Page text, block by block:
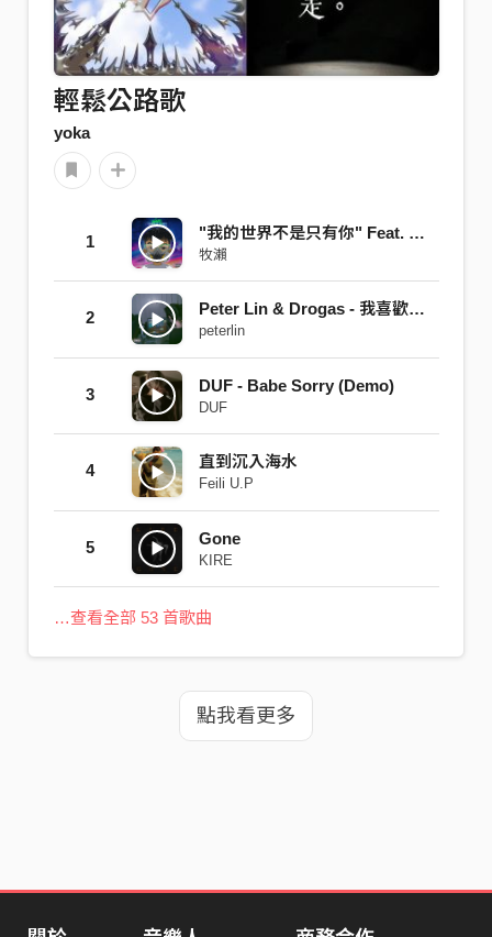
輕鬆公路歌
yoka
1 "我的世界不是只有你" Feat. POPO J
牧瀨
2 Peter Lin & Drogas - 我喜歡你，但你可不可以不要喜歡我？(Prod by Rinnie.Yago)
peterlin
3 DUF - Babe Sorry (Demo)
DUF
4 直到沉入海水
Feili U.P
5 Gone
KIRE
…查看全部 53 首歌曲
點我看更多